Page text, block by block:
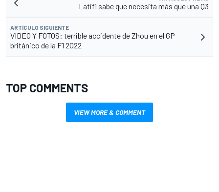
Latifi sabe que necesita más que una Q3
ARTÍCULO SIGUIENTE
VIDEO Y FOTOS: terrible accidente de Zhou en el GP
británico de la F1 2022
TOP COMMENTS
VIEW MORE & COMMENT